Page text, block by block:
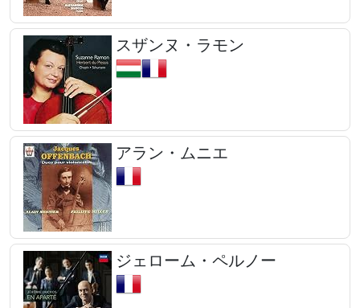
スザンヌ・ラモン
アラン・ムニエ
ジェローム・ペルノー